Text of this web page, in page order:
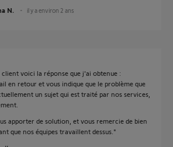
N. il y a environ 2 ans
voici la réponse que j'ai obtenue :
en retour et vous indique que le problème que
un sujet qui est traité par nos services,
apporter de solution, et vous remercie de bien
que nos équipes travaillent dessus."